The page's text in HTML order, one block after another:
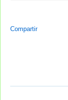
Compartir